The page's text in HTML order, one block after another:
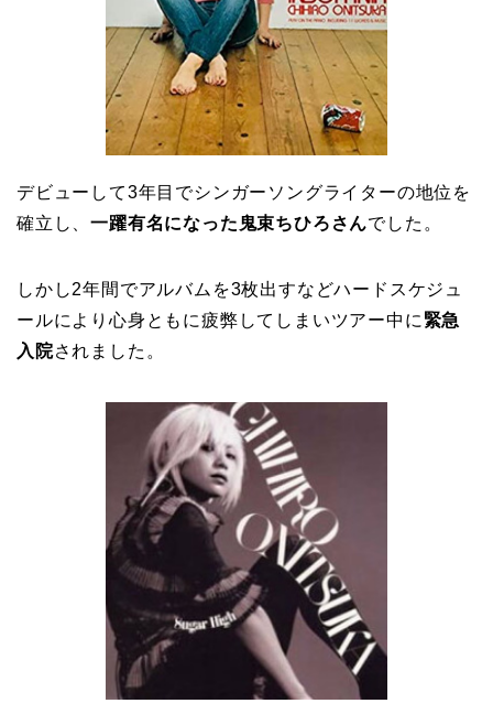
デビューして3年目でシンガーソングライターの地位を
確立し、一躍有名になった鬼束ちひろさんでした。
しかし2年間でアルバムを3枚出すなどハードスケジュ
ールにより心身ともに疲弊してしまいツアー中に 緊急
入院されました。